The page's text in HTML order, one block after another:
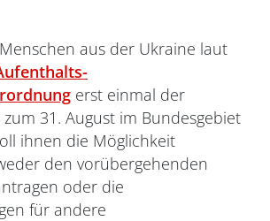
aus der Ukraine laut
erst einmal der
31. August im Bundesgebiet
ihnen die Möglichkeit
den vorübergehenden
oder die
für andere